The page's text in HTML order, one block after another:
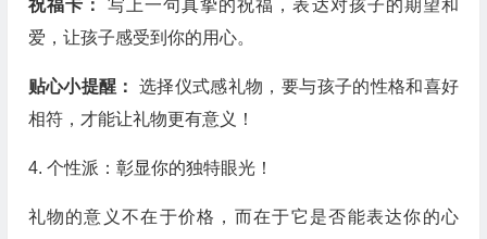
祝福卡： 写上一句真挚的祝福，表达对孩子的期望和
爱，让孩子感受到你的用心。
贴心小提醒：选择仪式感礼物，要与孩子的性格和喜好
相符，才能让礼物更有意义！
4. 个性派：彰显你的独特眼光！
礼物的意义不在于价格，而在于它是否能表达你的心